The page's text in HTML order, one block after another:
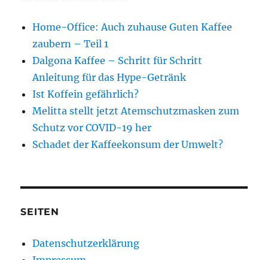
Home-Office: Auch zuhause Guten Kaffee
zaubern – Teil 1
Dalgona Kaffee – Schritt für Schritt
Anleitung für das Hype-Getränk
Ist Koffein gefährlich?
Melitta stellt jetzt Atemschutzmasken zum
Schutz vor COVID-19 her
Schadet der Kaffeekonsum der Umwelt?
SEITEN
Datenschutzerklärung